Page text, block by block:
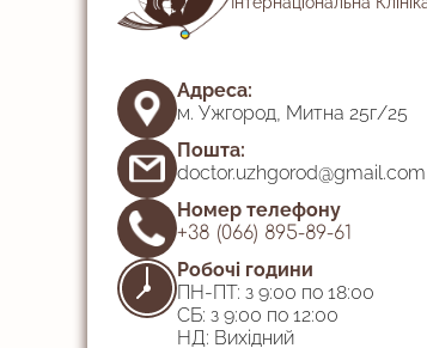
Адреса:
м. Ужгород, Митна 25г/25
Пошта:
doctor.uzhgorod@gmail.com
Номер телефону
+38 (066) 895-89-61
Робочі години
ПН-ПТ: з 9:00 по 18:00
СБ: з 9:00 по 12:00
НД: Вихідний